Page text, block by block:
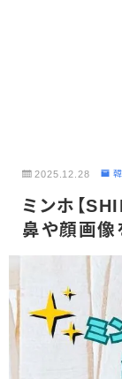
2025.12.28
ミンホ【
鼻や顔画像